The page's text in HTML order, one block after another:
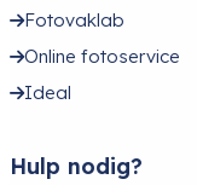
Fotovaklab
Online fotoservice
Ideal
Hulp nodig?